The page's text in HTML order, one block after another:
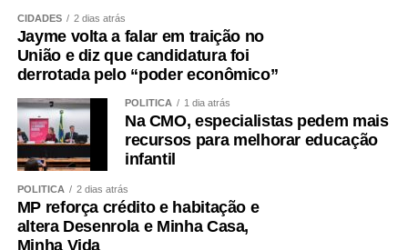
CIDADES 2 dias atrás
Jayme volta a falar em traição no
União e diz que candidatura foi
derrotada pelo “poder econômico”
POLÍTICA 1 dia atrás
Na CMO, especialistas pedem mais
recursos para melhorar educação
infantil
POLÍTICA 2 dias atrás
MP reforça crédito e habitação e
altera Desenrola e Minha Casa,
Minha Vida